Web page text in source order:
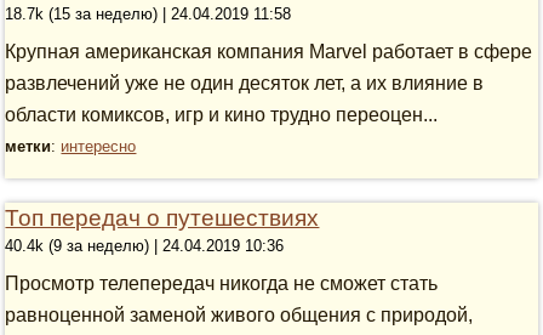
18.7k (15 за неделю) | 24.04.2019 11:58
Крупная американская компания Marvel работает в сфере
развлечений уже не один десяток лет, а их влияние в
области комиксов, игр и кино трудно переоцен...
метки: интересно
Топ передач о путешествиях
40.4k (9 за неделю) | 24.04.2019 10:36
Просмотр телепередач никогда не сможет стать
равноценной заменой живого общения с природой,